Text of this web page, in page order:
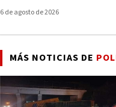
6 de agosto de 2026
MÁS NOTICIAS DE